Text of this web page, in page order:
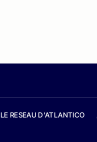
LE RESEAU D'ATLANTICO